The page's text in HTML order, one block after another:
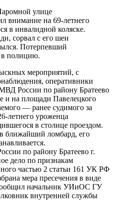
улице
внимание на 69-летнего
в инвалидной коляске.
сорвал с его шеи
Потерпевший
в полицию.
мероприятий, с
оперативники
России по району Братеево
и на площади Павелецкого
— ранее судимого за
летнего уроженца
в столице проездом.
ближайший ломбард, его
по району Братеево г.
дело по признакам
частью 2 статьи 161 УК РФ
мера пресечения в виде
начальник УИиОС ГУ
внутренней службы